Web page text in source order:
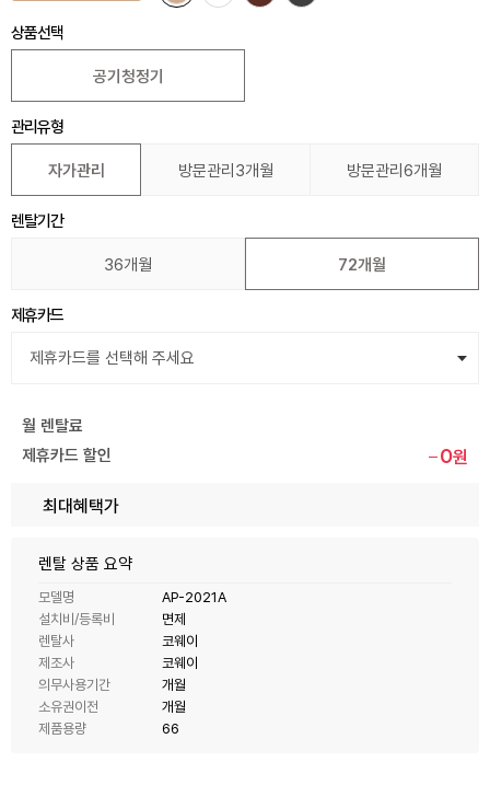
상품선택
공기청정기
관리유형
자가관리 방문관리3개월 방문관리6개월
렌탈기간
36개월 72개월
제휴카드
월 렌탈료
제휴카드 할인
0원
최대혜택가
렌탈 상품 요약
모델명
AP-2021A
설치비/등록비
면제
렌탈사
코웨이
제조사
코웨이
의무사용기간
개월
소유권이전
개월
제품용량
66